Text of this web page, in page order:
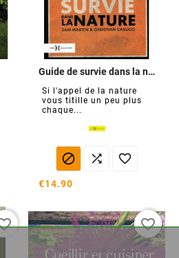
Guide de survie dans la nature
Si l'appel de la nature
vous titille un peu plus
chaque...
  
€14.90
favorite_border